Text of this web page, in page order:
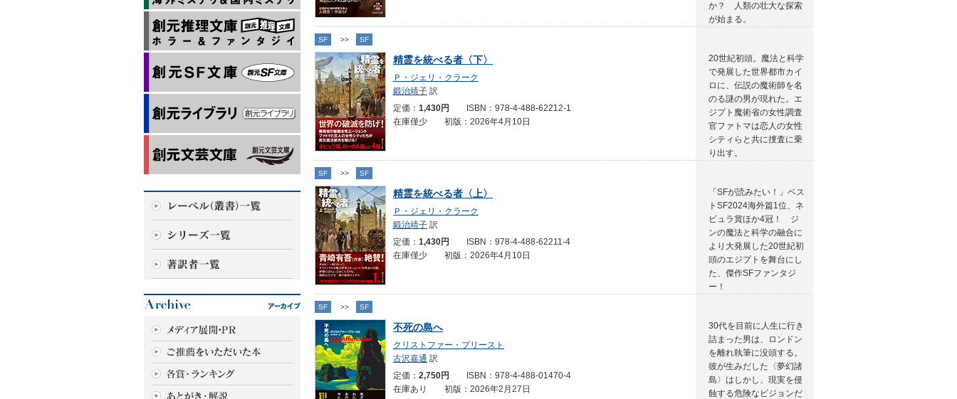
か？ 人類の壮大な探索
が始まる。
SF >> SF
精霊を統べる者〈下〉
Ｐ・ジェリ・クラーク
鍛治靖子 訳
定価： 1,430円
ISBN：978-4-488-62212-1
在庫僅少 初版：2026年4月10日
20世紀初頭。魔法と科学
で発展した世界都市カイ
ロに、伝説の魔術師を名
のる謎の男が現れた。エ
ジプト魔術省の女性調査
官ファトマは恋人の女性
シティらと共に捜査に乗
り出す。
SF >> SF
精霊を統べる者〈上〉
Ｐ・ジェリ・クラーク
鍛治靖子 訳
定価： 1,430円
ISBN：978-4-488-62211-4
在庫僅少 初版：2026年4月10日
「SFが読みたい！」ベス
トSF2024海外篇1位、ネ
ビュラ賞ほか4冠！ ジ
ンの魔法と科学の融合に
より大発展した20世紀初
頭のエジプトを舞台にし
た、傑作SFファンタジ
ー！
SF >> SF
不死の島へ
クリストファー・プリースト
古沢嘉通 訳
定価： 2,750円
ISBN：978-4-488-01470-4
在庫あり 初版：2026年2月27日
30代を目前に人生に行き
詰まった男は、ロンドン
を離れ執筆に没頭する。
彼が生みだした〈夢幻諸
島〉はしかし、現実を侵
蝕する危険なビジョンだ